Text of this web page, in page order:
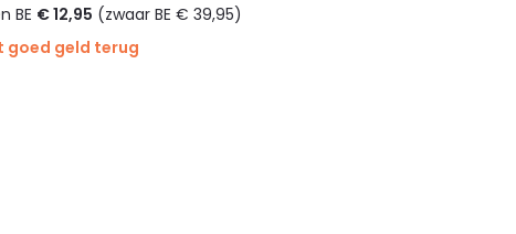
BE € 12,95 (zwaar BE € 39,95)
goed geld terug